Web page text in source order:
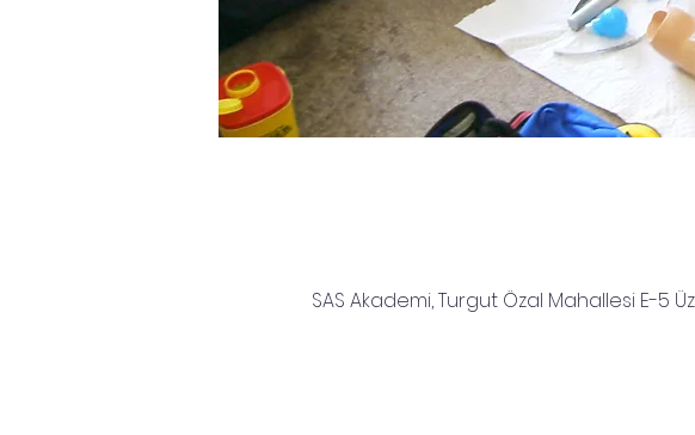
SAS Akademi, Turgut Özal Mahallesi E-5